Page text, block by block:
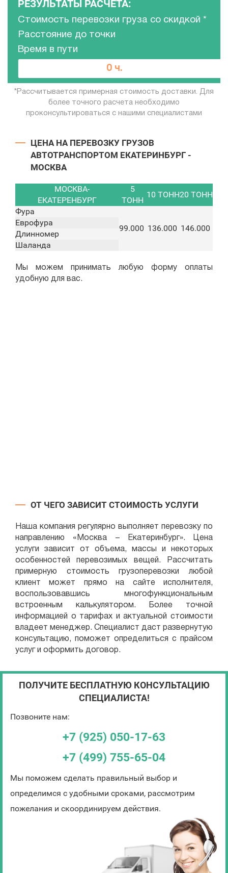
РЕЗУЛЬТАТЫ РАСЧЕТА:
Стоимость перевозки груза со скидкой
0 руб.
*
Расстояние до точки
Время в пути
0 ч.
*Рассчитывается примерная стоимость доставки. Для
более точного расчета необходимо
проконсультироваться с нашими специалистами
ЦЕНА НА ПЕРЕВОЗКУ ГРУЗОВ
АВТОТРАНСПОРТОМ ЕКАТЕРИНБУРГ -
МОСКВА
МОСКВА-
ЕКАТЕРЕНБУРГ
5
ТОНН
10 ТОНН20 ТОНН
Фура
99.000 136.000 146.000
Еврофура
Длинномер
Шаланда
Мы можем принимать любую форму оплаты
удобную для вас.
ОТ ЧЕГО ЗАВИСИТ СТОИМОСТЬ УСЛУГИ
Наша компания регулярно выполняет перевозку по
направлению «Москва – Екатеринбург». Цена
услуги зависит от объема, массы и некоторых
особенностей перевозимых вещей. Рассчитать
примерную стоимость грузоперевозки любой
клиент может прямо на сайте исполнителя,
воспользовавшись многофункциональным
встроенным калькулятором. Более точной
информацией о тарифах и актуальной стоимости
владеет менеджер. Специалист даст развернутую
консультацию, поможет определиться с прайсом
услуг и оформить договор.
ПОЛУЧИТЕ БЕСПЛАТНУЮ КОНСУЛЬТАЦИЮ
СПЕЦИАЛИСТА!
Позвоните нам:
+7 (925) 050-17-63
+7 (499) 755-65-04
Мы поможем сделать правильный выбор и
определимся с удобными сроками, рассмотрим
пожелания и скоординируем действия.